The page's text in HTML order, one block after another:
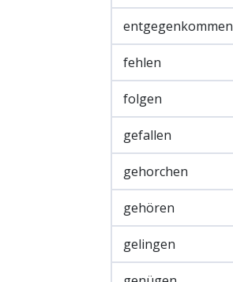
entgegenkommen
fehlen
folgen
gefallen
gehorchen
gehören
gelingen